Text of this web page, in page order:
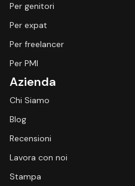
Per genitori
Per expat
Per freelancer
Per PMI
Azienda
Chi Siamo
Blog
Recensioni
Lavora con noi
Stampa